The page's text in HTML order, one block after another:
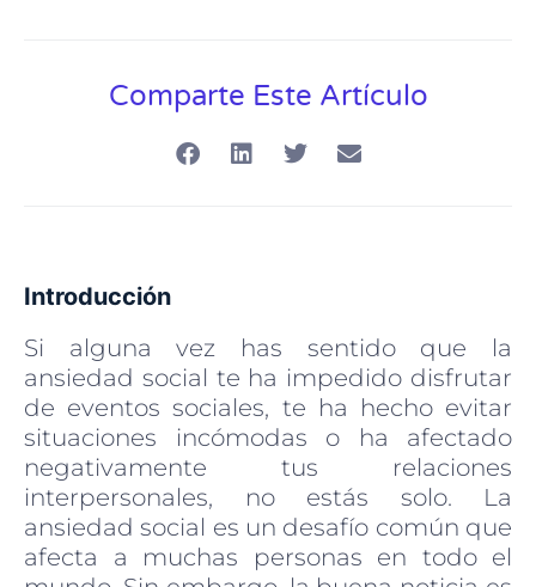
Comparte Este Artículo
Introducción
Si alguna vez has sentido que la
ansiedad social te ha impedido disfrutar
de eventos sociales, te ha hecho evitar
situaciones incómodas o ha afectado
negativamente tus relaciones
interpersonales, no estás solo. La
ansiedad social es un desafío común que
afecta a muchas personas en todo el